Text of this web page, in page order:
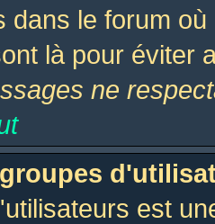
dans le forum
là pour éviter
ne
est